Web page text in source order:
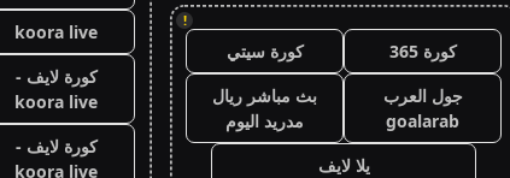
!
كورة 365
كورة سيتي
جول العرب
goalarab
بث مباشر ريال
مدريد اليوم
يلا لايف
koora live
كورة لايف -
koora live
كورة لايف -
koora live